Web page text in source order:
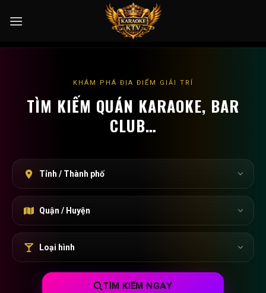
KHÁM PHÁ ĐỊA ĐIỂM GIẢI TRÍ
TÌM KIẾM QUÁN KARAOKE, BAR
CLUB…
TÌM KIẾM NGAY